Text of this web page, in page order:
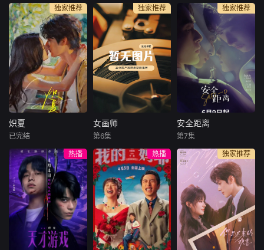
是深藏不露的顶级
高手？这部AI制作
短剧把都市异能和
萌娃元素玩出新花
样，AI生成技术打
造出既童趣又热血
的独特画风。男主
用专业育儿知识化
解危机，以隐藏身
份守护纯真世界，
反转
绝世厨艺征服诸界
大佬，让万千强者
甘愿排队蹭饭！这
部AI制作短剧将古
风美食与逆袭爽剧
巧妙结合，AI生成
画面还原珍馐美馔
令人垂涎三尺。女
主看似柔弱实则内
核强大，以灶台为
战场
竟变成深情老公？
这部AI制作短剧将
穿越与甜宠完美融
合，脑洞大开的设
定让人欲罢不能。
女主从抗拒到沦陷
的情感转变细腻动
人，男主反差萌的
攻略手段更是苏感
爆棚。作为优质AI
生成
独家推荐
炽夏
赵英博
每天 更2该剧改编
自甜醋鱼的小说
《坠落》。看似外
表乖巧实则敢爱敢
恨的学霸周挽（包
上恩饰），在高三
那年夏天意外与叛
炽夏
已完结
独家推荐
女画师
陈名豪
类型：古装爱情、
职场创业 播出
平台：湖南卫视、
芒果TV 出品
方：芒果TV、大芒
剧场 时长：10
分钟X18集 开
女画师
第6集
独家推荐
安全距离
王嘉浩
文物修复师姜寻意
外卷入间谍案件，
成为国安干警沈殊
途的调查对象， 在
间谍迷局与国家使
命的博弈中，两人
从相互怀疑逐渐走
安全距离
第7集
热播
热播 独家推荐